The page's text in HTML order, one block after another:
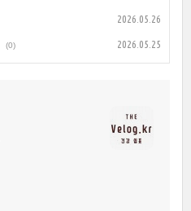
2026.05.26
(0) 2026.05.25